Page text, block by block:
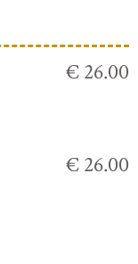
€ 26.00
€ 26.00